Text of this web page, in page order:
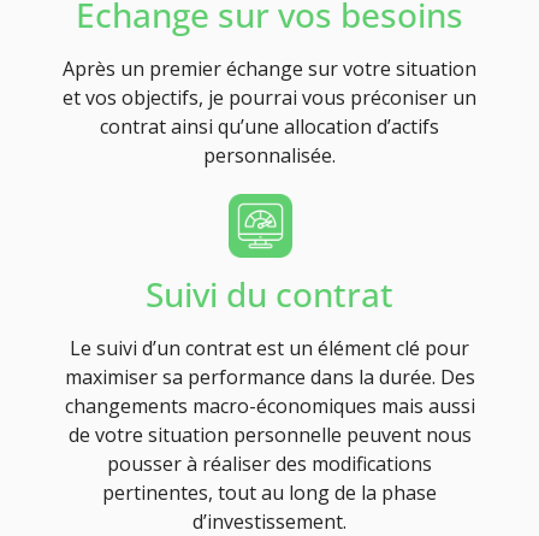
Echange sur vos besoins
Après un premier échange sur votre situation
et vos objectifs, je pourrai vous préconiser un
contrat ainsi qu’une allocation d’actifs
personnalisée.
Suivi du contrat
Le suivi d’un contrat est un élément clé pour
maximiser sa performance dans la durée. Des
changements macro-économiques mais aussi
de votre situation personnelle peuvent nous
pousser à réaliser des modifications
pertinentes, tout au long de la phase
d’investissement.